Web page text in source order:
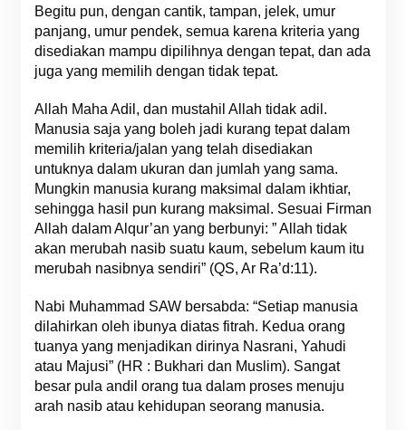
Begitu pun, dengan cantik, tampan, jelek, umur
panjang, umur pendek, semua karena kriteria yang
disediakan mampu dipilihnya dengan tepat, dan ada
juga yang memilih dengan tidak tepat.
Allah Maha Adil, dan mustahil Allah tidak adil.
Manusia saja yang boleh jadi kurang tepat dalam
memilih kriteria/jalan yang telah disediakan
untuknya dalam ukuran dan jumlah yang sama.
Mungkin manusia kurang maksimal dalam ikhtiar,
sehingga hasil pun kurang maksimal. Sesuai Firman
Allah dalam Alqur’an yang berbunyi: ” Allah tidak
akan merubah nasib suatu kaum, sebelum kaum itu
merubah nasibnya sendiri” (QS, Ar Ra’d:11).
Nabi Muhammad SAW bersabda: “Setiap manusia
dilahirkan oleh ibunya diatas fitrah. Kedua orang
tuanya yang menjadikan dirinya Nasrani, Yahudi
atau Majusi” (HR : Bukhari dan Muslim). Sangat
besar pula andil orang tua dalam proses menuju
arah nasib atau kehidupan seorang manusia.